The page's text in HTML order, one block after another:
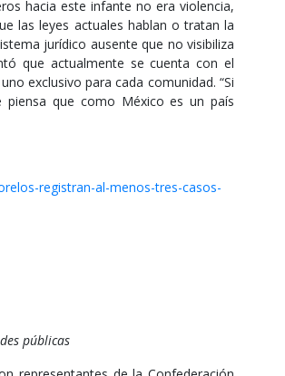
hacia este infante no era violencia,
las leyes actuales hablan o tratan la
jurídico ausente que no visibiliza
que actualmente se cuenta con el
exclusivo para cada comunidad. “Si
piensa que como México es un país
registran-al-menos-tres-casos-
públicas